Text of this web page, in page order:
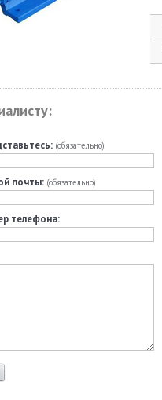
(обязательно)
почты: (обязательно)
телефона: